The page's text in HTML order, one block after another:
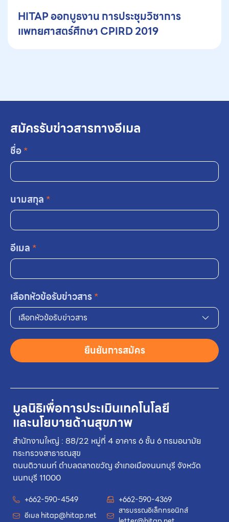
HITAP ออกบูธงาน การประชุมวิชาการ
แพทยศาสตร์ศึกษา CPIRD 2019
มูลนิธิเพื่อการประเมินเทคโนโลยี
และนโยบายด้านสุขภาพ
สำนักงานใหญ่ : 88/22 หมู่ที่ 4 อาคาร 6 ชั้น 6 กรมอนามัย
กระทรวงสาธารณสุข
ถนนติวานนท์ ตำบลตลาดขวัญ อำเภอเมืองนนทบุรี จังหวัด
นนทบุรี 11000
+662-590-4549
+662-590-4369
อีเมล hitap@hitap.net
สารบรรณอิเล็กทรอนิกส์
สมัครรับข่าวสารทางอีเมล
ชื่อ*
นามสกุล *
อีเมล *
เลือกหัวข้อรับข่าวสาร*
เลือกหัวข้อรับข่าวสาร
ยืนยันการสมัคร